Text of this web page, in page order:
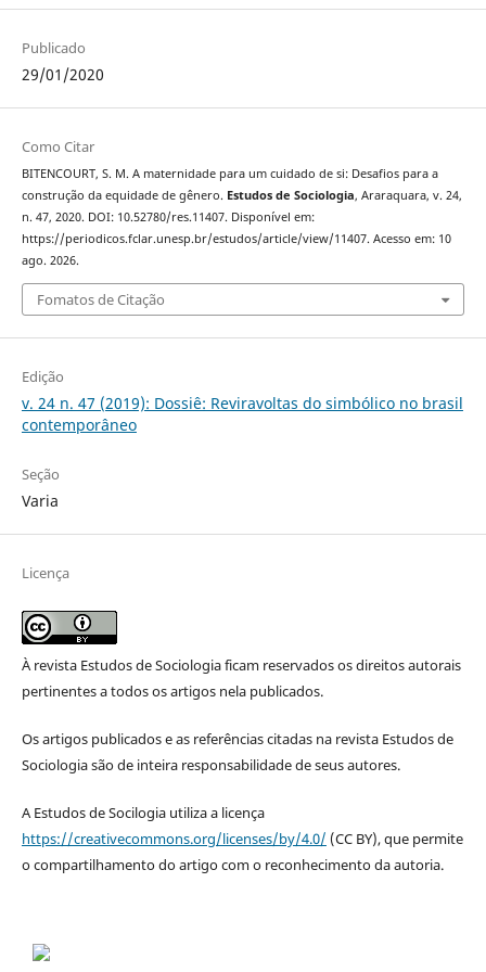
Publicado
29/01/2020
Como Citar
BITENCOURT, S. M. A maternidade para um cuidado de si: Desafios para a
construção da equidade de gênero. Estudos de Sociologia, Araraquara, v. 24,
n. 47, 2020. DOI: 10.52780/res.11407. Disponível em:
https://periodicos.fclar.unesp.br/estudos/article/view/11407. Acesso em: 10
ago. 2026.
Fomatos de Citação
Edição
v. 24 n. 47 (2019): Dossiê: Reviravoltas do simbólico no brasil
contemporâneo
Seção
Varia
Licença
À revista Estudos de Sociologia ficam reservados os direitos autorais
pertinentes a todos os artigos nela publicados.
Os artigos publicados e as referências citadas na revista Estudos de
Sociologia são de inteira responsabilidade de seus autores.
A Estudos de Socilogia utiliza a licença
https://creativecommons.org/licenses/by/4.0/ (CC BY), que permite
o compartilhamento do artigo com o reconhecimento da autoria.